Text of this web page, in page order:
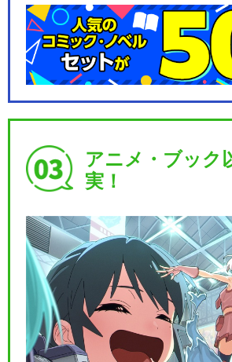
ミュージ
左之助 篇
ミュージ
ミュージ
風間千景
閉じる
アニメ・ブック
実！